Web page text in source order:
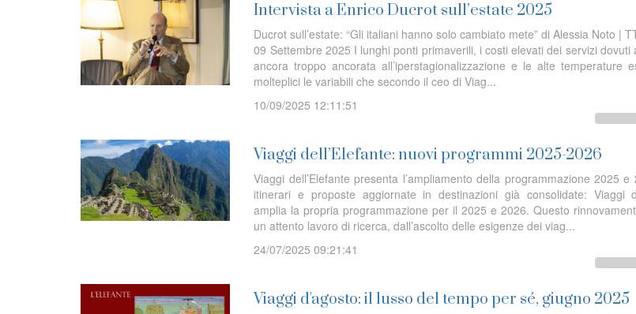
Intervista a Enrico Ducrot sull’estate 2025
Ducrot sull’estate: “Gli italiani hanno solo cambiato mete” di Alessia Noto |
09 Settembre 2025 I lunghi ponti primaverili, i costi elevati dei servizi dovuti
ancora troppo ancorata all’iperstagionalizzazione e le alte temperature
molteplici le variabili che secondo il ceo di Viag...
10/09/2025 12:11:51
Viaggi dell’Elefante: nuovi programmi 2025-2026
Viaggi dell’Elefante presenta l’ampliamento della programmazione 2025 e
itinerari e proposte aggiornate in destinazioni già consolidate: Viaggi
amplia la propria programmazione per il 2025 e 2026. Questo
un attento lavoro di ricerca, dall’ascolto delle esigenze dei viag...
24/07/2025 09:21:41
Viaggi d'agosto: il lusso del tempo per sé, giugno 2025